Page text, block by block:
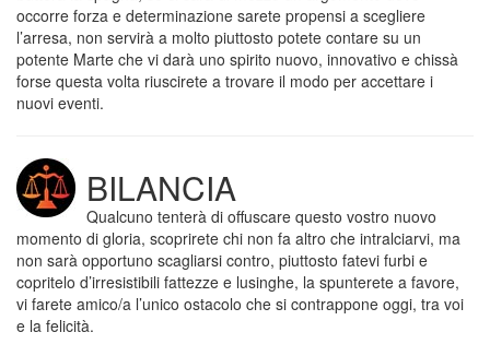
occorre forza e determinazione sarete propensi a scegliere
l’arresa, non servirà a molto piuttosto potete contare su un
potente Marte che vi darà uno spirito nuovo, innovativo e chissà
forse questa volta riuscirete a trovare il modo per accettare i
nuovi eventi.
BILANCIA
Qualcuno tenterà di offuscare questo vostro nuovo
momento di gloria, scoprirete chi non fa altro che intralciarvi, ma
non sarà opportuno scagliarsi contro, piuttosto fatevi furbi e
copritelo d’irresistibili fattezze e lusinghe, la spunterete a favore,
vi farete amico/a l’unico ostacolo che si contrappone oggi, tra voi
e la felicità.